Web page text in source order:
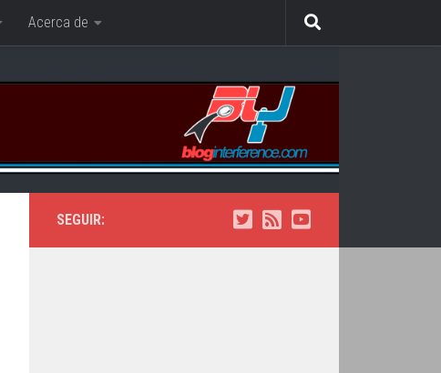
Acerca de
SEGUIR: